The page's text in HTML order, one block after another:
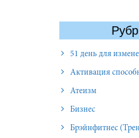
51 день для
Активация
Атеизм
Бизнес
Брэйнфитнес